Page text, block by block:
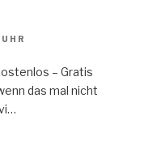
– Gratis
das mal nicht